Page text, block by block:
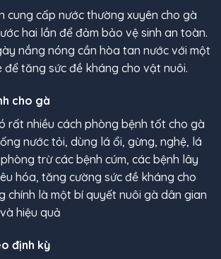
cung cấp nước thường xuyên cho gà
hai lần để đảm bảo vệ sinh an toàn.
nắng nóng cần hòa tan nước với một
để tăng sức đề kháng cho vật nuôi.
cho gà
rất nhiều cách phòng bệnh tốt cho gà
nước tỏi, dùng lá ổi, gừng, nghệ, lá
trừ các bệnh cúm, các bệnh lây
hóa, tăng cường sức đề kháng cho
chính là một bí quyết nuôi gà dân gian
hiệu quả
định kỳ